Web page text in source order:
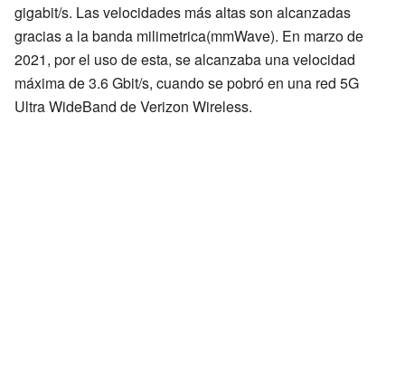
gigabit/s. Las velocidades más altas son alcanzadas
gracias a la banda milimetrica(mmWave). En marzo de
2021, por el uso de esta, se alcanzaba una velocidad
máxima de 3.6 Gbit/s, cuando se pobró en una red 5G
Ultra WideBand de Verizon Wireless.